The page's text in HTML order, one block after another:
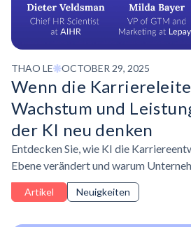
THAO LE OCTOBER 29, 2025
Wenn die
Wachstum und
der KI neu denken
Entdecken Sie, wie KI die
Ebene verändert und warum
Frameworks und
müssen, um Talente in einem KI-
Artikel Neuigkeiten